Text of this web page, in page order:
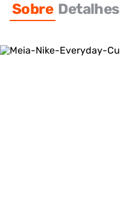
Sobre Detalhes